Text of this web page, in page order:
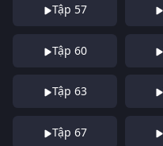
Tập 57
Tập 60
Tập 63
Tập 67